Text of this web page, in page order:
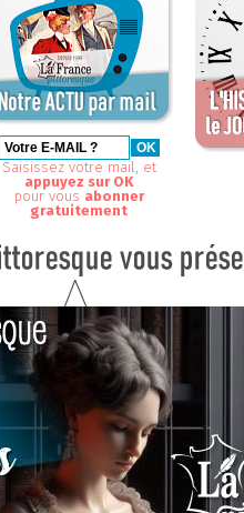
Saisissez votre mail, et
appuyez sur OK
pour vous abonner
gratuitement